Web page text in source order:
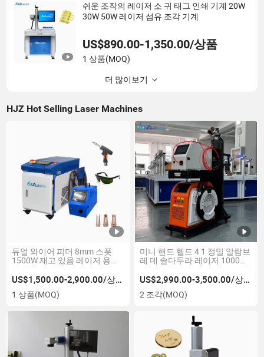
쉬운 조작의 레이저 소 귀 태그 인쇄 기계 20W
30W 50W 레이저 섬유 조각 기계
US$890.00-1,350.00/상품
1 상품(MOQ)
더 많이보기
HJZ Hot Selling Laser Machines
듀얼 와이어 피더 8mm 스폿
1500W 재고 있음 레이저 용접
절단 청소 기계
US$1,500.00-2,900.00/상품
1 상품(MOQ)
미니 핸드 헬드 4 1 정밀 알람브
레 데 솔다두라 레이저 1000W
1500W 2000W 3kw 판금 스테
인리스 스틸 휴대용 레이저 용
접기
US$2,990.00-3,500.00/상품
2 조각(MOQ)